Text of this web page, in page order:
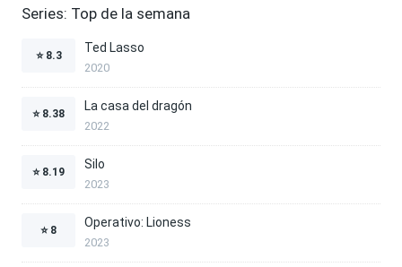
Series: Top de la semana
⭐ 8.3
Ted Lasso
2020
⭐ 8.38
La casa del dragón
2022
⭐ 8.19
Silo
2023
⭐ 8
Operativo: Lioness
2023